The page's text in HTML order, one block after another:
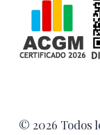
© 2026 Todos